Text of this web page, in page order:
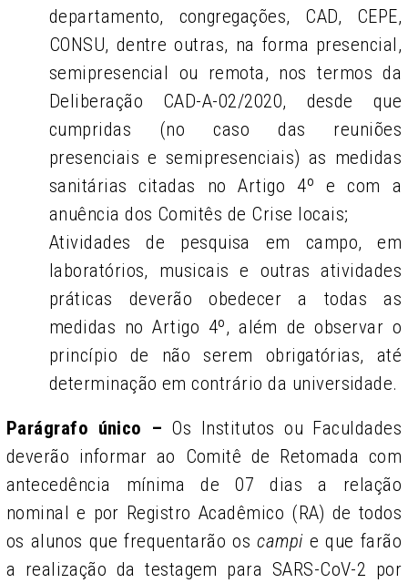
departamento, congregações, CAD, CEPE,
CONSU, dentre outras, na forma presencial,
semipresencial ou remota, nos termos da
Deliberação CAD-A-02/2020, desde que
cumpridas (no caso das reuniões
presenciais e semipresenciais) as medidas
sanitárias citadas no Artigo 4º e com a
anuência dos Comitês de Crise locais;
Atividades de pesquisa em campo, em
laboratórios, musicais e outras atividades
práticas deverão obedecer a todas as
medidas no Artigo 4º, além de observar o
princípio de não serem obrigatórias, até
determinação em contrário da universidade.
Parágrafo único –Os Institutos ou Faculdades
deverão informar ao Comitê de Retomada com
antecedência mínima de 07 dias a relação
nominal e por Registro Acadêmico (RA) de todos
os alunos que frequentarão oscampi e que farão
a realização da testagem para SARS-CoV-2 por